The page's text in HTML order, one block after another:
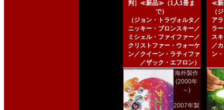
判］≪新品≫（1人1冊ま
で）
（ジョン・トラヴォルタ／
ニッキー・ブロンスキー／
ミシェル・ファイファー／
クリストファー・ウォーケ
ン／クイーン・ラティファ
／ザック・エフロン）
海外製作
(2000年
～)
2007年製
≪新
（
ア
ラ
ス
／
ン